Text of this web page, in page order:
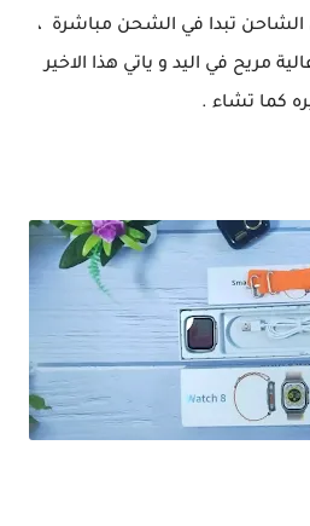
تبدا في الشحن مباشرة ،
مريح في اليد و ياتي هذا الاخير
كما تشاء .